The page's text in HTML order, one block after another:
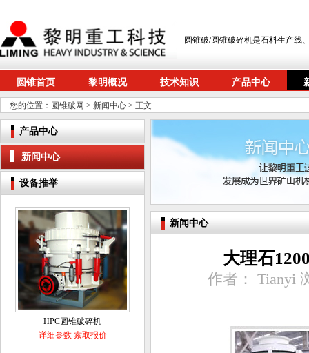
圆锥破/圆锥破碎机是石料生产线
圆锥首页 黎明概况 技术知识 产品中心
您的位置： 圆锥破网 > 新闻中心 > 正文
新闻中心
大理石
作者： Tianyi
产品中心
新闻中心
设备推举
HPC圆锥破碎机
详细参数 索取报价